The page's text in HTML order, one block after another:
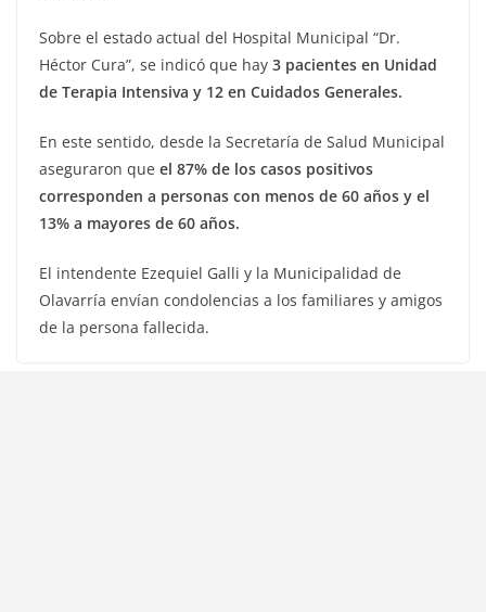
Sobre el estado actual del Hospital Municipal “Dr.
Héctor Cura”, se indicó que hay 3 pacientes en Unidad
de Terapia Intensiva y 12 en Cuidados Generales.
En este sentido, desde la Secretaría de Salud Municipal
aseguraron que el 87% de los casos positivos
corresponden a personas con menos de 60 años y el
13% a mayores de 60 años.
El intendente Ezequiel Galli y la Municipalidad de
Olavarría envían condolencias a los familiares y amigos
de la persona fallecida.